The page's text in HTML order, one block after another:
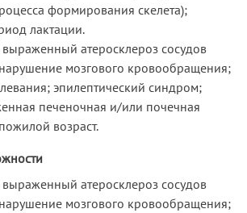
формирования скелета);
лактации.
атеросклероз сосудов
мозгового кровообращения;
эпилептический синдром;
печеночная и/или почечная
возраст.
атеросклероз сосудов
мозгового кровообращения;